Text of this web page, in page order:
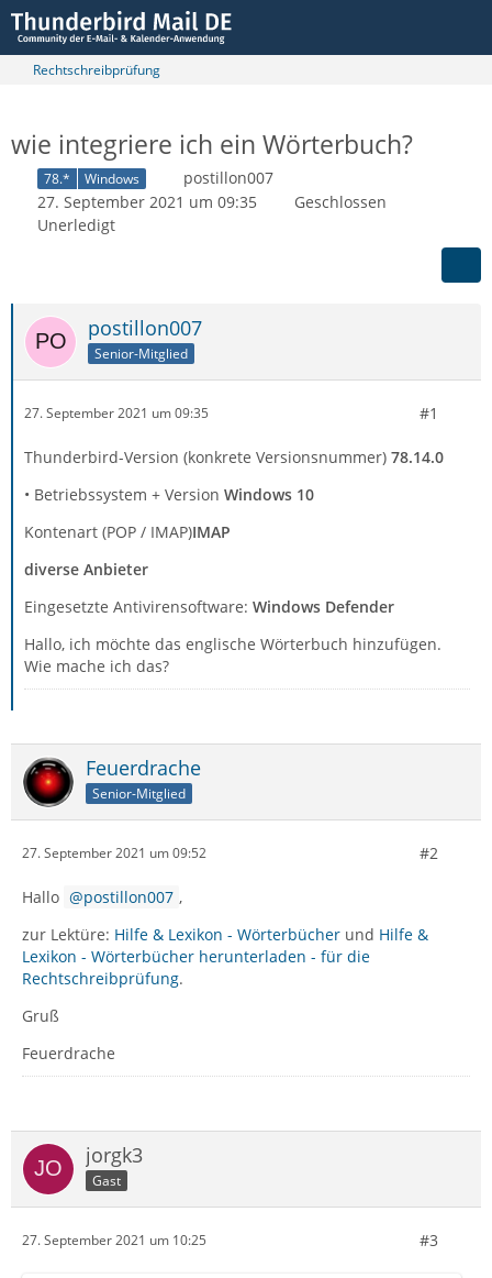
Rechtschreibprüfung
wie integriere ich ein Wörterbuch?
78.* Windows
postillon007
27. September 2021 um 09:35
Geschlossen
Unerledigt
postillon007
Senior-Mitglied
27. September 2021 um 09:35 #1
Thunderbird-Version (konkrete Versionsnummer) 78.14.0
• Betriebssystem + Version Windows 10
Kontenart (POP / IMAP)IMAP
diverse Anbieter
Eingesetzte Antivirensoftware: Windows Defender
Hallo, ich möchte das englische Wörterbuch hinzufügen.
Wie mache ich das?
Feuerdrache
Senior-Mitglied
27. September 2021 um 09:52 #2
Hallo postillon007 ,
zur Lektüre: Hilfe & Lexikon - Wörterbücher und Hilfe &
Lexikon - Wörterbücher herunterladen - für die
Rechtschreibprüfung.
Gruß
Feuerdrache
jorgk3
Gast
27. September 2021 um 10:25 #3